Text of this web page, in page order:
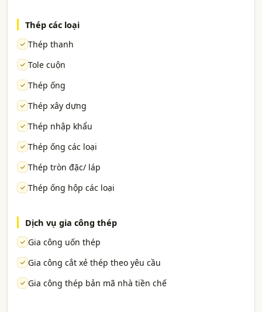
Thép các loại
Thép thanh
Tole cuộn
Thép ống
Thép xây dựng
Thép nhập khẩu
Thép ống các loại
Thép tròn đặc/ láp
Thép ống hộp các loại
Dịch vụ gia công thép
Gia công uốn thép
Gia công cắt xẻ thép theo yêu cầu
Gia công thép bản mã nhà tiền chế